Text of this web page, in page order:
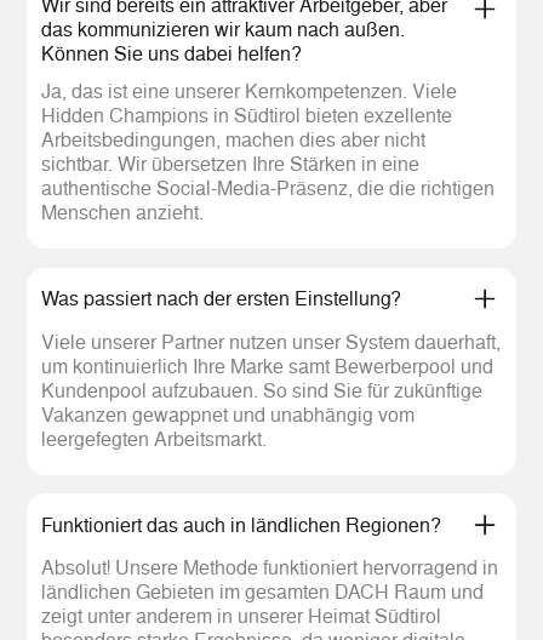
das kommunizieren wir kaum nach außen.
Können Sie uns dabei helfen?
Ja, das ist eine unserer Kernkompetenzen. Viele
Hidden Champions in Südtirol bieten exzellente
Arbeitsbedingungen, machen dies aber nicht
sichtbar. Wir übersetzen Ihre Stärken in eine
authentische Social-Media-Präsenz, die die richtigen
Menschen anzieht.
Was passiert nach der ersten Einstellung?
Viele unserer Partner nutzen unser System dauerhaft,
um kontinuierlich Ihre Marke samt Bewerberpool und
Kundenpool aufzubauen. So sind Sie für zukünftige
Vakanzen gewappnet und unabhängig vom
leergefegten Arbeitsmarkt.
Funktioniert das auch in ländlichen Regionen?
Absolut! Unsere Methode funktioniert hervorragend in
ländlichen Gebieten im gesamten DACH Raum und
zeigt unter anderem in unserer Heimat Südtirol